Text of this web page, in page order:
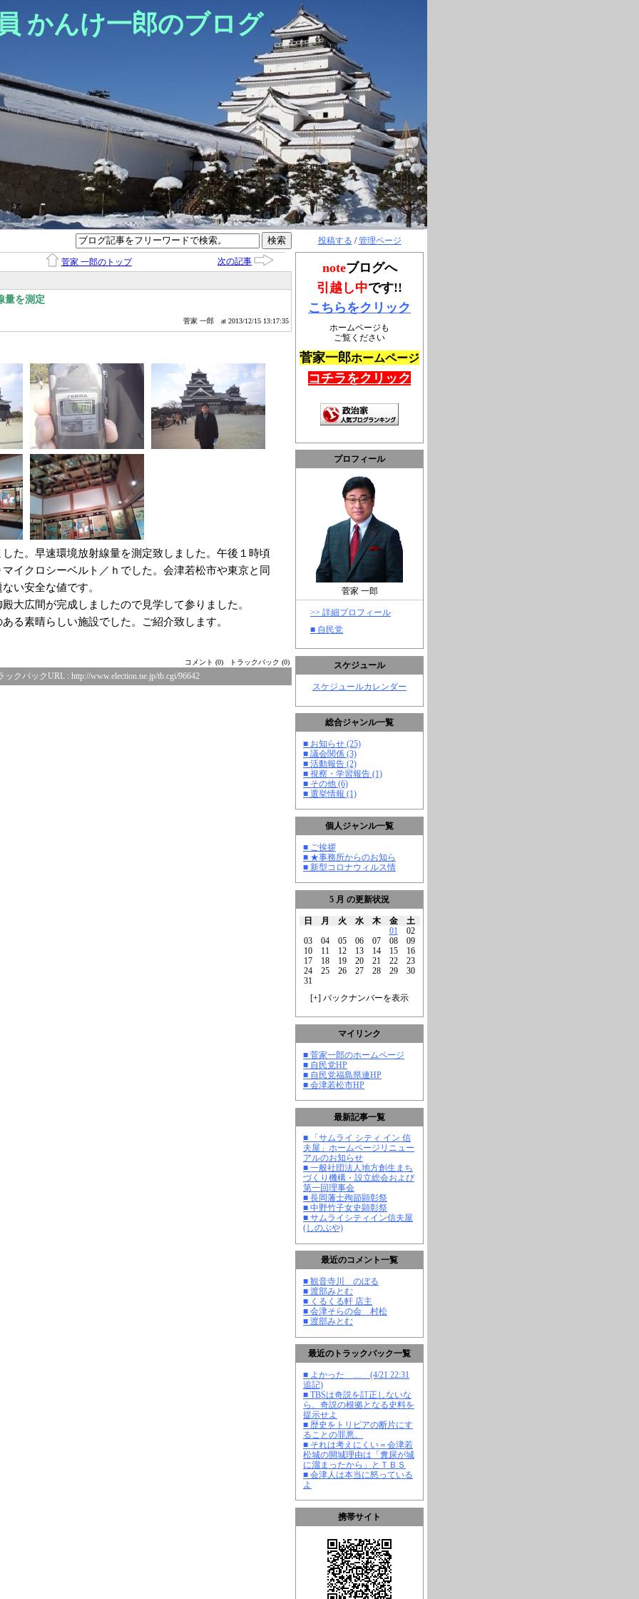
かんけ一郎のブログ
投稿する /管理ページ
noteブログへ
引越し中です!!
こちらをクリック
ホームページも
ご覧ください
菅家一郎ホームページ
コチラをクリック
プロフィール
菅家 一郎
>> 詳細プロフィール
■ 自民党
スケジュール
スケジュールカレンダー
総合ジャンル一覧
■ お知らせ (25)
■ 議会関係 (3)
■ 活動報告 (2)
■ 視察・学習報告 (1)
■ その他 (6)
■ 選挙情報 (1)
個人ジャンル一覧
■ ご挨拶
■ ★事務所からのお知ら
■ 新型コロナウィルス情
5 月 の更新状況
日 月 火 水 木 金
土
01
02
03
04 05 06 07 08
09
10
11 12 13 14 15
16
17
18 19 20 21 22
23
24
25 26 27 28 29
30
31
[+] バックナンバーを表示
マイリンク
■ 菅家一郎のホームページ
■ 自民党HP
■ 自民党福島県連HP
■ 会津若松市HP
最新記事一覧
■ 「サムライ シティ イン 信
夫屋」ホームページリニュー
アルのお知らせ
■ 一般社団法人地方創生まち
づくり機構・設立総会および
第一回理事会
■ 長岡藩士殉節顕彰祭
■ 中野竹子女史顕彰祭
■ サムライシティイン信夫屋
(しのぶや)
最近のコメント一覧
■ 観音寺川 のぼる
■ 渡部みとむ
■ くるくる軒 店主
■ 会津そらの会 村松
■ 渡部みとむ
最近のトラックバック一覧
■ よかった … (4/21 22:31
追記)
■ TBSは奇説を訂正しないな
ら、奇説の根拠となる史料を
提示せよ
■ 歴史をトリビアの断片にす
ることの罪悪。
■ それは考えにくい＝会津若
松城の開城理由は「糞尿が城
に溜まったから」とＴＢＳ
■ 会津人は本当に怒っている
よ
携帯サイト
菅家 一郎のトップ 次の記事
量を測定
菅家 一郎 at 2013/12/15 13:17:35
た。早速環境放射線量を測定致しました。午後１時頃
イクロシーベルト／ｈでした。会津若松市や東京と同
い安全な値です。
大広間が完成しましたので見学して参りました。
る素晴らしい施設でした。ご紹介致します。
コメント (0) トラックバック (0)
ックバックURL : http://www.election.ne.jp/tb.cgi/96642